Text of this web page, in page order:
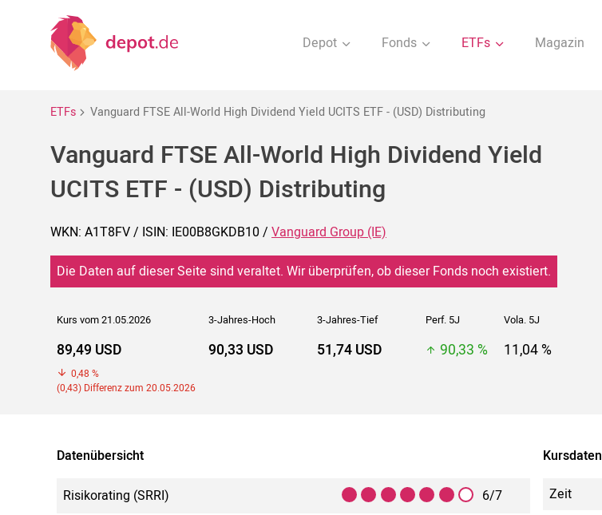
Depot Fonds ETFs Magazin
ETFs Vanguard FTSE All-World High Dividend Yield UCITS ETF - (USD) Distributing
Vanguard FTSE All-World High Dividend Yield
UCITS ETF - (USD) Distributing
WKN: A1T8FV / ISIN: IE00B8GKDB10 / Vanguard Group (IE)
Die Daten auf dieser Seite sind veraltet. Wir überprüfen, ob dieser Fonds noch existiert.
Kurs vom 21.05.2026 3-Jahres-Hoch 3-Jahres-Tief Perf. 5J Vola. 5J
89,49 USD
0,48 %
(0,43) Differenz zum 20.05.2026
90,33 USD 51,74 USD 90,33 % 11,04 %
Datenübersicht
Risikorating (SRRI)
6/7
Kursdaten
Zeit